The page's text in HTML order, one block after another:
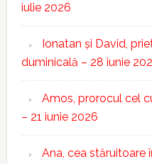
iulie 2026
Ionatan și David,
duminicală – 28 iunie
Amos, prorocul cel
– 21 iunie 2026
Ana, cea stăruitoare